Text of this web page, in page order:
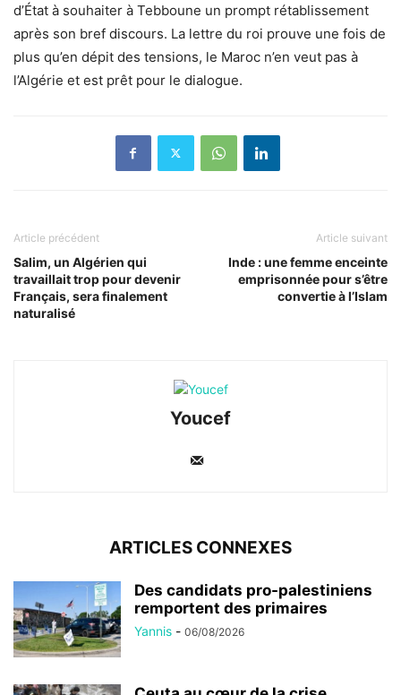
d’État à souhaiter à Tebboune un prompt rétablissement
après son bref discours. La lettre du roi prouve une fois de
plus qu’en dépit des tensions, le Maroc n’en veut pas à
l’Algérie et est prêt pour le dialogue.
Article précédent
Salim, un Algérien qui
travaillait trop pour devenir
Français, sera finalement
naturalisé
Article suivant
Inde : une femme enceinte
emprisonnée pour s’être
convertie à l’Islam
Youcef
ARTICLES CONNEXES
Des candidats pro-palestiniens
remportent des primaires
Yannis - 06/08/2026